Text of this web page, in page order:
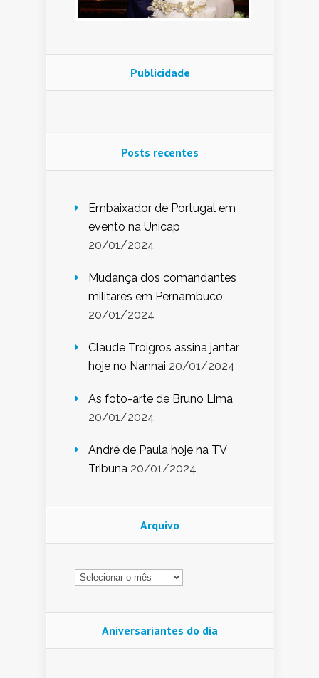
Publicidade
Posts recentes
Embaixador de Portugal em
evento na Unicap
20/01/2024
Mudança dos comandantes
militares em Pernambuco
20/01/2024
Claude Troigros assina jantar
hoje no Nannai 20/01/2024
As foto-arte de Bruno Lima
20/01/2024
André de Paula hoje na TV
Tribuna 20/01/2024
Arquivo
Arquivo
Aniversariantes do dia